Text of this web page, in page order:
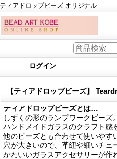
ティアドロップビーズ オリジナル
ログイン
【ティアドロップビーズ】
ティアドロップビーズとは…
しずくの形のランプワークビーズ。
ハンドメイドガラスのクラフト感
他のビーズとも合わせて使いやす
穴が大きいので、革紐や細いチェ
かわいいガラスアクセサリーが作